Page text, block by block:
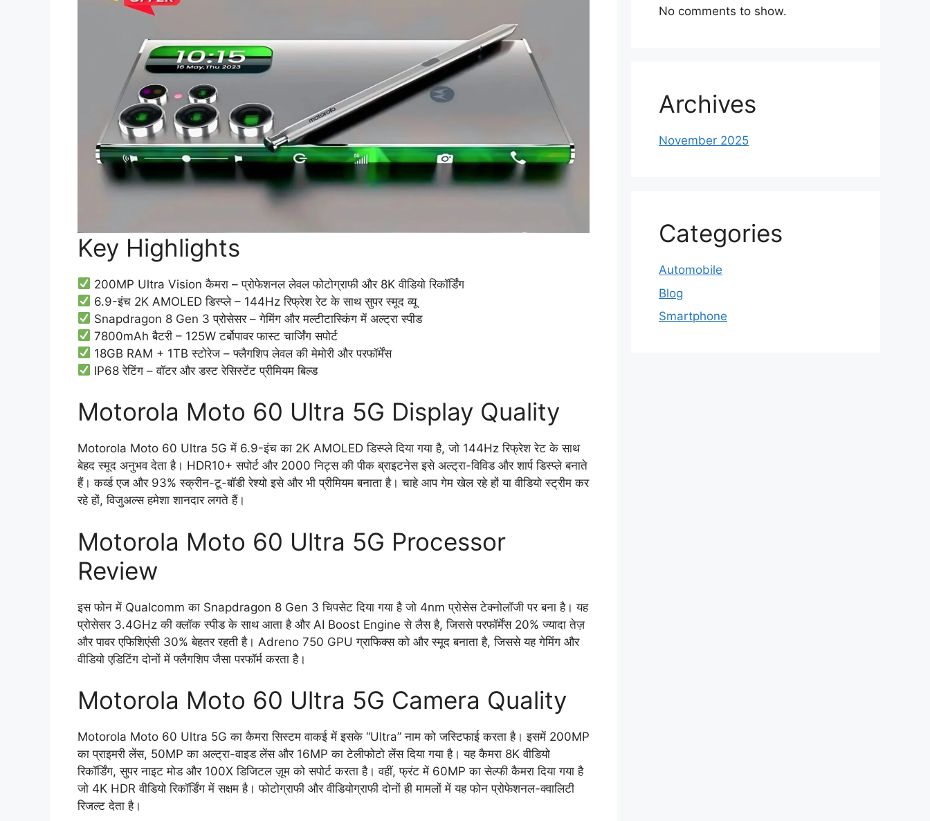
Key Highlights
200MP Ultra Vision कैमरा – प्रोफेशनल लेवल फोटोग्राफी और 8K वीडियो रिकॉर्डिंग
6.9-इंच 2K AMOLED डिस्प्ले – 144Hz रिफ्रेश रेट के साथ सुपर स्मूद व्यू
Snapdragon 8 Gen 3 प्रोसेसर – गेमिंग और मल्टीटास्किंग में अल्ट्रा स्पीड
7800mAh बैटरी – 125W टर्बोपावर फास्ट चार्जिंग सपोर्ट
18GB RAM + 1TB स्टोरेज – फ्लैगशिप लेवल की मेमोरी और परफॉर्मेंस
IP68 रेटिंग – वॉटर और डस्ट रेसिस्टेंट प्रीमियम बिल्ड
Motorola Moto 60 Ultra 5G Display Quality
Motorola Moto 60 Ultra 5G में 6.9-इंच का 2K AMOLED डिस्प्ले दिया गया है, जो 144Hz रिफ्रेश रेट के साथ
बेहद स्मूद अनुभव देता है। HDR10+ सपोर्ट और 2000 निट्स की पीक ब्राइटनेस इसे अल्ट्रा-विविड और शार्प डिस्प्ले बनाते
हैं। कर्व्ड एज और 93% स्क्रीन-टू-बॉडी रेश्यो इसे और भी प्रीमियम बनाता है। चाहे आप गेम खेल रहे हों या वीडियो स्ट्रीम कर
रहे हों, विजुअल्स हमेशा शानदार लगते हैं।
Motorola Moto 60 Ultra 5G Processor
Review
इस फोन में Qualcomm का Snapdragon 8 Gen 3 चिपसेट दिया गया है जो 4nm प्रोसेस टेक्नोलॉजी पर बना है। यह
प्रोसेसर 3.4GHz की क्लॉक स्पीड के साथ आता है और AI Boost Engine से लैस है, जिससे परफॉर्मेंस 20% ज्यादा तेज़
और पावर एफिशिएंसी 30% बेहतर रहती है। Adreno 750 GPU ग्राफिक्स को और स्मूद बनाता है, जिससे यह गेमिंग और
वीडियो एडिटिंग दोनों में फ्लैगशिप जैसा परफॉर्म करता है।
Motorola Moto 60 Ultra 5G Camera Quality
Motorola Moto 60 Ultra 5G का कैमरा सिस्टम वाकई में इसके “Ultra” नाम को जस्टिफाई करता है। इसमें 200MP
का प्राइमरी लेंस, 50MP का अल्ट्रा-वाइड लेंस और 16MP का टेलीफोटो लेंस दिया गया है। यह कैमरा 8K वीडियो
रिकॉर्डिंग, सुपर नाइट मोड और 100X डिजिटल ज़ूम को सपोर्ट करता है। वहीं, फ्रंट में 60MP का सेल्फी कैमरा दिया गया है
जो 4K HDR वीडियो रिकॉर्डिंग में सक्षम है। फोटोग्राफी और वीडियोग्राफी दोनों ही मामलों में यह फोन प्रोफेशनल-क्वालिटी
रिजल्ट देता है।
No comments to show.
Archives
November 2025
Categories
Automobile
Blog
Smartphone